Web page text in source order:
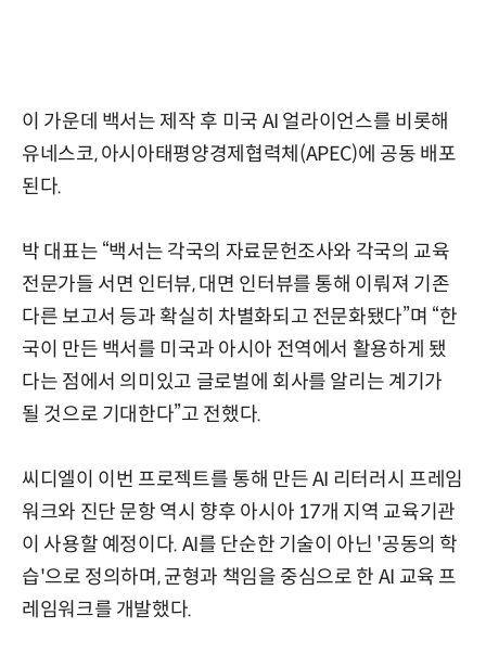
이 가운데 백서는 제작 후 미국 AI 얼라이언스를 비롯해
유네스코, 아시아태평양경제협력체(APEC)에 공동 배포
된다.
박 대표는 “백서는 각국의 자료문헌조사와 각국의 교육
전문가들 서면 인터뷰, 대면 인터뷰를 통해 이뤄져 기존
다른 보고서 등과 확실히 차별화되고 전문화됐다”며 “한
국이 만든 백서를 미국과 아시아 전역에서 활용하게 됐
다는 점에서 의미있고 글로벌에 회사를 알리는 계기가
될 것으로 기대한다”고 전했다.
씨디엘이 이번 프로젝트를 통해 만든 AI 리터러시 프레임
워크와 진단 문항 역시 향후 아시아 17개 지역 교육기관
이 사용할 예정이다. AI를 단순한 기술이 아닌 '공동의 학
습'으로 정의하며, 균형과 책임을 중심으로 한 AI 교육 프
레임워크를 개발했다.